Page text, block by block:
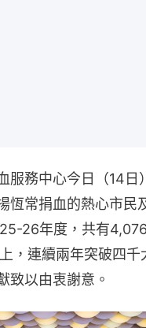
服務中心今日（14日
恆常捐血的熱心市民
26年度，共有
，連續兩年突破四千
致以由衷謝意。